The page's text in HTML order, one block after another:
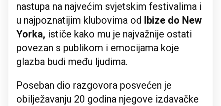
nastupa na najvećim svjetskim festivalima i
u najpoznatijim klubovima od Ibize do New
Yorka, ističe kako mu je najvažnije ostati
povezan s publikom i emocijama koje
glazba budi među ljudima.
Poseban dio razgovora posvećen je
obilježavanju 20 godina njegove izdavačke